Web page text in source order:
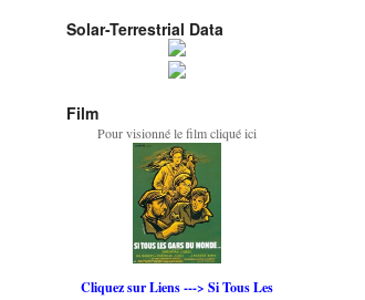
Solar-Terrestrial Data
Film
Pour visionné le film cliqué ici
Cliquez sur Liens ---> Si Tous Les